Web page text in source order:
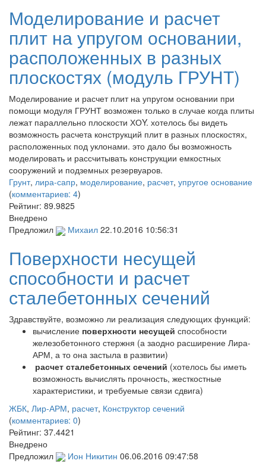
Моделирование и расчет
плит на упругом основании,
расположенных в разных
плоскостях (модуль ГРУНТ)
Моделирование и расчет плит на упругом основании при
помощи модуля ГРУНТ возможен только в случае когда плиты
лежат параллельно плоскости ХОY. хотелось бы видеть
возможность расчета конструкций плит в разных плоскостях,
расположенных под уклонами. это дало бы возможность
моделировать и рассчитывать конструкции емкостных
сооружений и подземных резервуаров.
Грунт, лира-сапр, моделирование, расчет, упругое основание
(комментариев: 4)
Рейтинг: 89.9825
Внедрено
Предложил
Михаил 22.10.2016 10:56:31
Поверхности несущей
способности и расчет
сталебетонных сечений
Здравствуйте, возможно ли реализация следующих функций:
вычисление поверхности несущей способности
железобетонного стержня (а заодно расширение Лира-
АРМ, а то она застыла в развитии)
расчет сталебетонных сечений (хотелось бы иметь
возможность вычислять прочность, жесткостные
характеристики, и требуемые связи сдвига)
ЖБК, Лир-АРМ, расчет, Конструктор сечений
(комментариев: 0)
Рейтинг: 37.4421
Внедрено
Предложил
Ион Никитин 06.06.2016 09:47:58